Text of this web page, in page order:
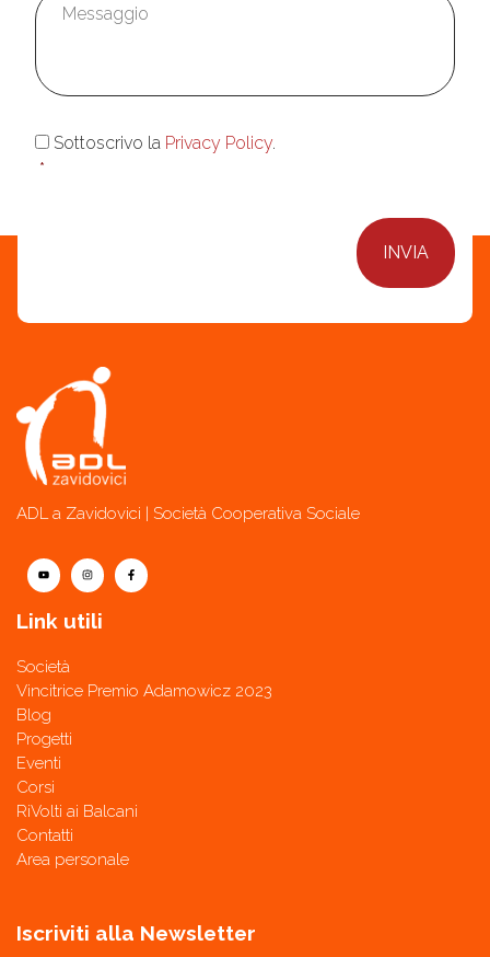
Consenso
Sottoscrivo la Privacy Policy.
*
ADL a Zavidovici | Società Cooperativa Sociale
Link utili
Società
Vincitrice Premio Adamowicz 2023
Blog
Progetti
Eventi
Corsi
RiVolti ai Balcani
Contatti
Area personale
Iscriviti alla Newsletter